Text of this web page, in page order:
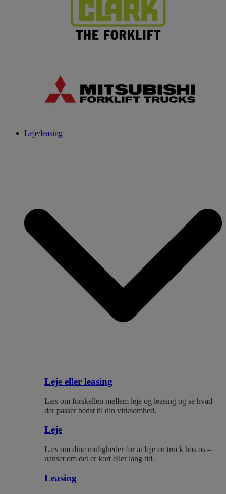
Leje/leasing
Leje eller leasing
Læs om forskellen mellem leje og leasing og se hvad
der passer bedst til din virksomhed.
Leje
Læs om dine muligheder for at leje en truck hos os –
uanset om det er kort eller lang tid.
Leasing